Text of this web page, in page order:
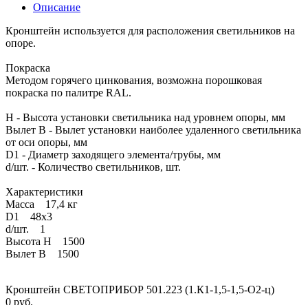
Описание
Кронштейн используется для расположения светильников на
опоре.
Покраска
Методом горячего цинкования, возможна порошковая
покраска по палитре RAL.
H - Высота установки светильника над уровнем опоры, мм
Вылет B - Вылет установки наиболее удаленного светильника
от оси опоры, мм
D1 - Диаметр заходящего элемента/трубы, мм
d/шт. - Количество светильников, шт.
Характеристики
Масса 17,4 кг
D1 48х3
d/шт. 1
Высота H 1500
Вылет В 1500
Кронштейн СВЕТОПРИБОР 501.223 (1.К1-1,5-1,5-О2-ц)
0 руб.